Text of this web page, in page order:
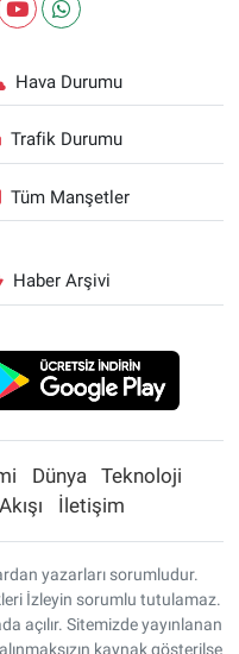
Hava Durumu
Trafik Durumu
Tüm Manşetler
Haber Arşivi
Dünya
Teknoloji
İletişim
yazarları sorumludur.
İzleyin sorumlu tutulamaz.
açılır. Sitemizde yayınlanan
kaynak gösterilse